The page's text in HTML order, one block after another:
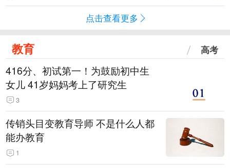
点击查看更多
教育 高考
416分、初试第一！为鼓励初中生
女儿 41岁妈妈考上了研究生
3
传销头目变教育导师 不是什么人都
能办教育
1